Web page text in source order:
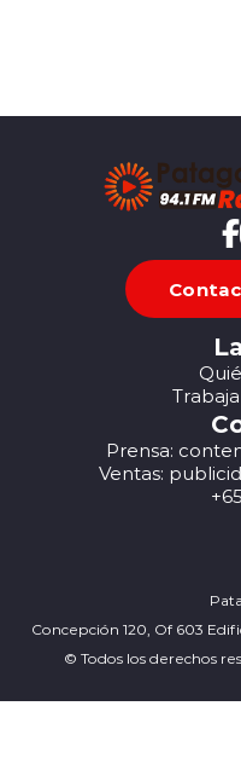
Prensa:
Ventas:
Concepción 120, Of 603
© Todos los derechos